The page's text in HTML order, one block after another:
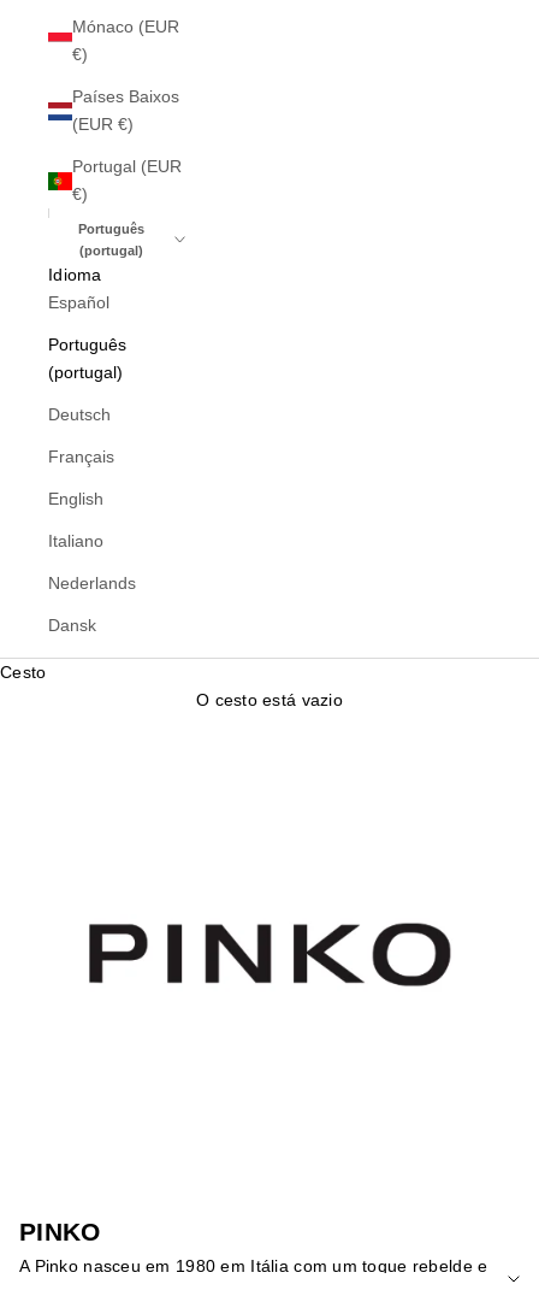
Mónaco (EUR
€)
Países Baixos
(EUR €)
Portugal (EUR
€)
Português
(portugal)
Idioma
Español
Português
(portugal)
Deutsch
Français
English
Italiano
Nederlands
Dansk
Cesto
O cesto está vazio
PINKO
A Pinko nasceu em 1980 em Itália com um toque rebelde e